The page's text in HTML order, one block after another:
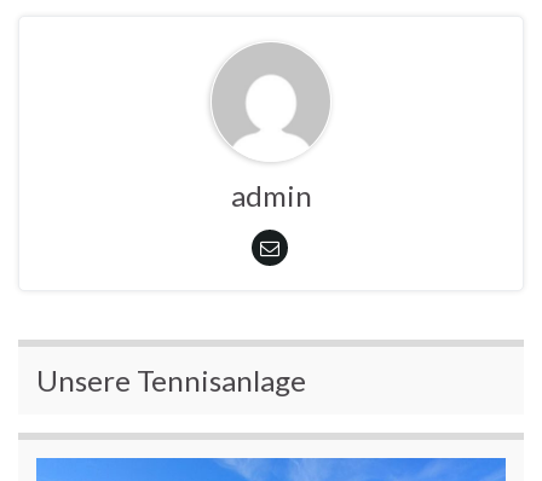
admin
Unsere Tennisanlage